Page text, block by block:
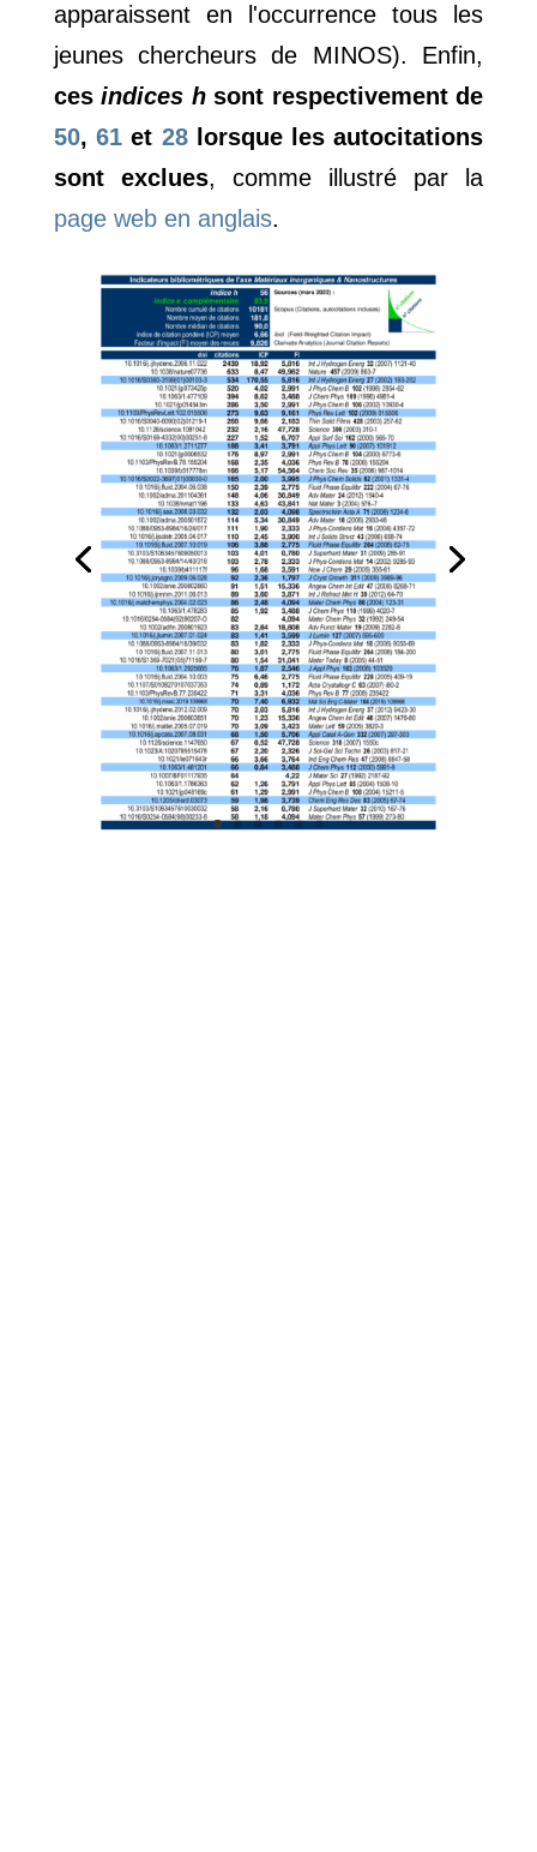
apparaissent en l'occurrence tous les
jeunes chercheurs de MINOS). Enfin,
cesindices hsont respectivement de
50,61 et 28lorsque les autocitations
sont exclues, comme illustré par la
page web en anglais.